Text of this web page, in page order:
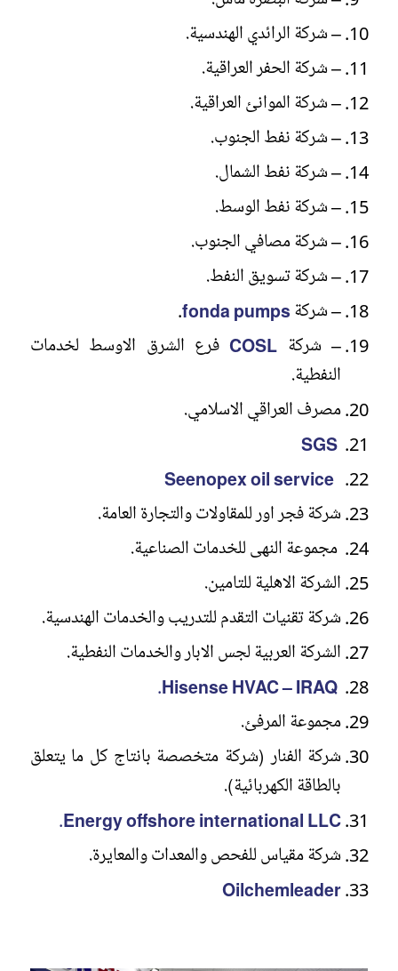
– ⁠شركة الرائدي الهندسية.
– ⁠شركة الحفر العراقية.
– ⁠شركة الموانئ العراقية.
– ⁠شركة نفط الجنوب.
– ⁠شركة نفط الشمال.
– ⁠شركة نفط الوسط.
– ⁠شركة مصافي الجنوب.
– ⁠شركة تسويق النفط.
– ⁠شركةfonda pumps
.
– ⁠شركة COSL فرع الشرق الاوسط لخدمات
النفطية.
مصرف العراقي الاسلامي.
شركة فجر اور للمقاولات والتجارة العامة.
مجموعة النهى للخدمات الصناعية.
الشركة الاهلية للتامين.
شركة تقنيات التقدم للتدريب والخدمات الهندسية.
الشركة العربية لجس الابار والخدمات النفطية.
مجموعة المرفئ.
شركة الفنار (شركة متخصصة بانتاج كل ما يتعلق
بالطاقة الكهربائية).
Energy offshore international LLC.
شركة مقياس للفحص والمعدات والمعايرة.
Oilchemleader